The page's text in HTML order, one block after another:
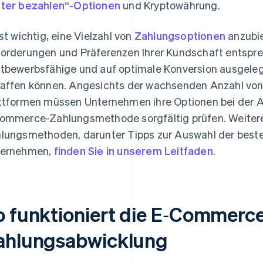
bezahlen“-Optionen und Kryptowährung.
wichtig, eine Vielzahl von Zahlungsoptionen
und Präferenzen Ihrer Kundschaft
und auf optimale Konversion
können. Angesichts der wachsenden Anzahl
müssen Unternehmen ihre Optionen bei der
Zahlungsmethode sorgfältig prüfen.
darunter Tipps zur Auswahl der
finden Sie in unserem Leitfaden.
funktioniert die